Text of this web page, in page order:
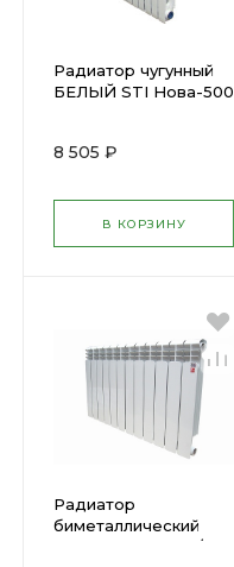
Радиатор чугунный
БЕЛЫЙ STI Нова-500
8 505 ₽
В КОРЗИНУ
Радиатор
биметаллический
BIMETAL STI 500/80